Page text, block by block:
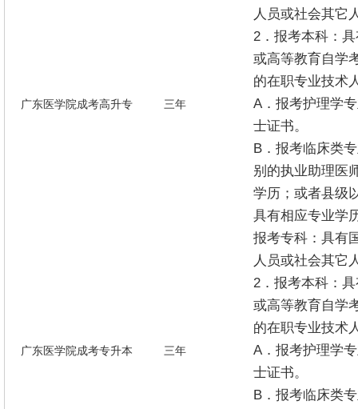
广东医学院成考高升专 三年
人员或社会其它
2．报考本科：
或高等教育自学
的在职专业技术
A．报考护理学
士证书。
B．报考临床类
别的执业助理医
学历；或者县级
具有相应专业学
广东医学院成考专升本 三年
报考专科：具有
人员或社会其它
2．报考本科：
或高等教育自学
的在职专业技术
A．报考护理学
士证书。
B．报考临床类